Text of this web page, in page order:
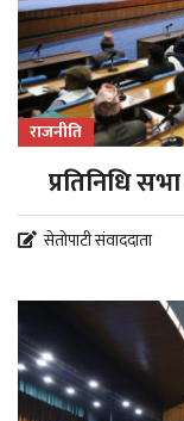
राजनीति
प्रतिनिधि
सेतोपाटी संवाददाता